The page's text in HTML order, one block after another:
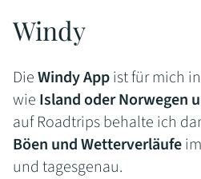
Windy
DieWindy Appist für mich
wie Island oder Norwegen
auf Roadtrips behalte ich
Böen und Wetterverläufe
und tagesgenau.